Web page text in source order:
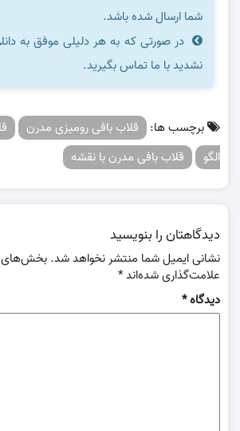
شما ارسال شده باشد.
در صورتی که به هر دلیلی موفق به
نشدید با ما تماس بگیرید.
برچسب ها: قلاب بافی رومیزی مدرن
الگو
قلاب بافی مدرن با نقشه
دیدگاهتان را بنویسید
نشانی ایمیل شما منتشر نخواهد شد. بخش‌های
علامت‌گذاری شده‌اند*
دیدگاه*